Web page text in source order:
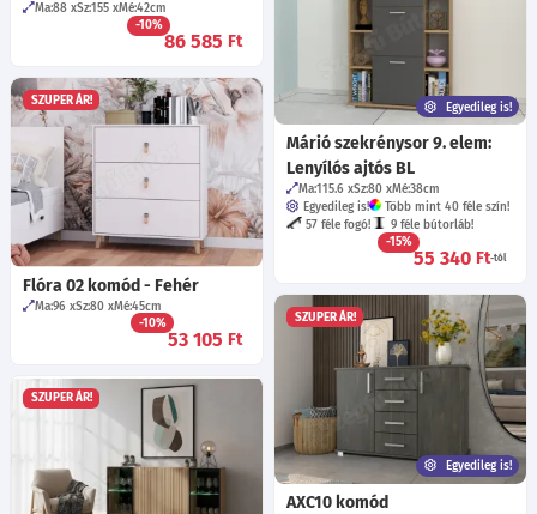
Ma:88 Sz:155 Mé:42cm
-10%
86 585 Ft
Egyedileg is!
Márió szekrénysor 9. elem:
Lenyílós ajtós BL
Ma:115.6 Sz:80 Mé:38cm
Egyedileg is!
Több mint 40 féle szín!
57 féle fogó!
9 féle bútorláb!
-15%
55 340 Ft-tól
SZUPER ÁR!
Flóra 02 komód - Fehér
Ma:96 Sz:80 Mé:45cm
-10%
53 105 Ft
SZUPER ÁR!
Egyedileg is!
AXC10 komód
SZUPER ÁR!